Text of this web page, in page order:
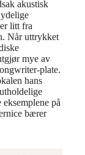
akustisk
litt fra
Når uttrykket
mye av
plate.
hans
på
bærer